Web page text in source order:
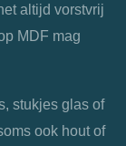
altijd vorstvrij
MDF mag
stukjes glas of
ook hout of